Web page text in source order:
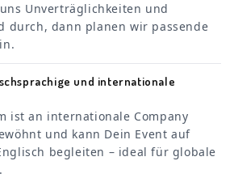
Unverträglichkeiten und
durch, dann planen wir passende
und internationale
ist an internationale Company
und kann Dein Event auf
begleiten – ideal für globale